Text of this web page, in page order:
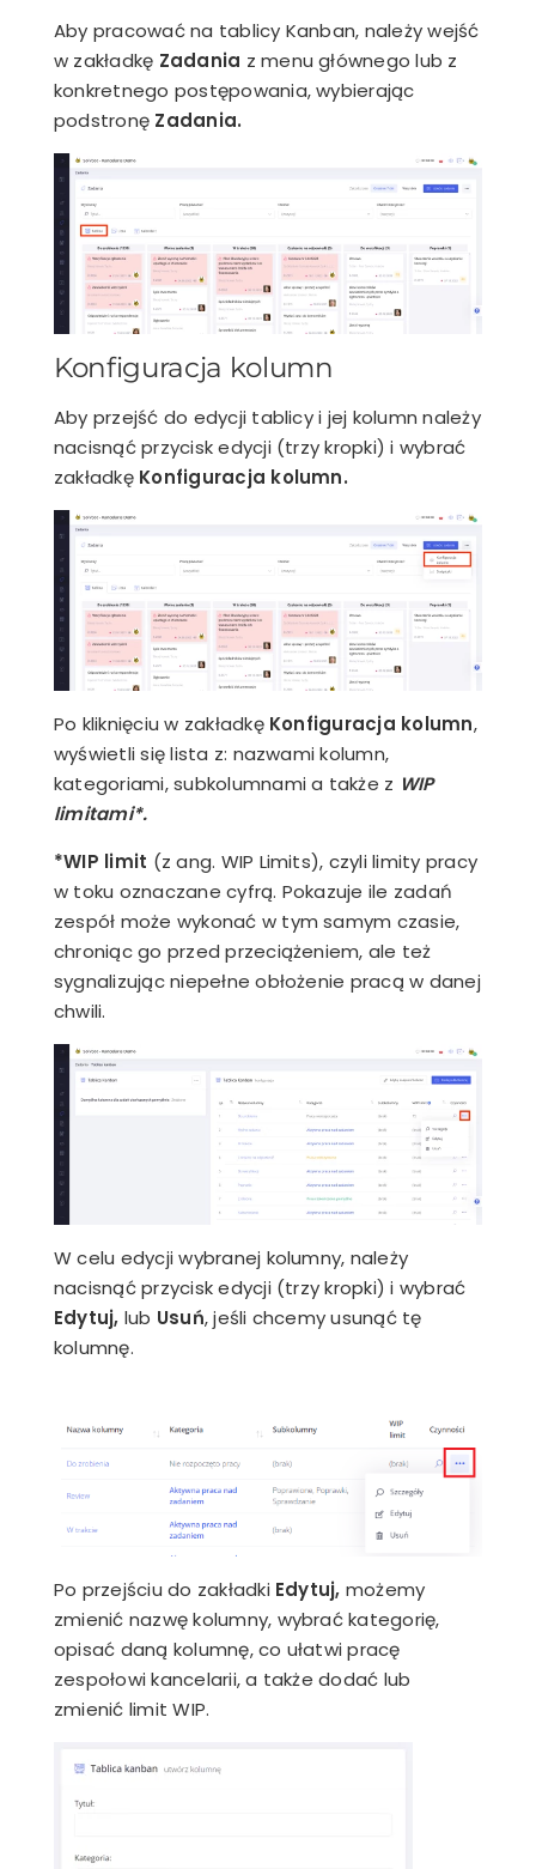
Aby pracować na tablicy Kanban, należy wejść
w zakładkę Zadania z menu głównego lub z
konkretnego postępowania, wybierając
podstronę Zadania.
Konfiguracja kolumn
Aby przejść do edycji tablicy i jej kolumn należy
nacisnąć przycisk edycji (trzy kropki) i wybrać
zakładkę Konfiguracja kolumn.
Po kliknięciu w zakładkę Konfiguracja kolumn,
wyświetli się lista z: nazwami kolumn,
kategoriami, subkolumnami a także z WIP
limitami*.
*WIP limit (z ang. WIP Limits), czyli limity pracy
w toku oznaczane cyfrą. Pokazuje ile zadań
zespół może wykonać w tym samym czasie,
chroniąc go przed przeciążeniem, ale też
sygnalizując niepełne obłożenie pracą w danej
chwili.
W celu edycji wybranej kolumny, należy
nacisnąć przycisk edycji (trzy kropki) i wybrać
Edytuj, lub Usuń, jeśli chcemy usunąć tę
kolumnę.
Po przejściu do zakładki Edytuj, możemy
zmienić nazwę kolumny, wybrać kategorię,
opisać daną kolumnę, co ułatwi pracę
zespołowi kancelarii, a także dodać lub
zmienić limit WIP.